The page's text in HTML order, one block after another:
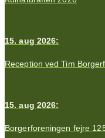
15. aug 2026:
Reception ved Tim
15. aug 2026:
Borgerforeningen fejre